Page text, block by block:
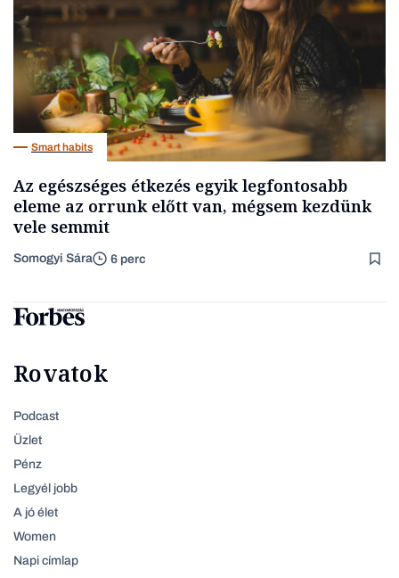
Smart habits
Az egészséges étkezés egyik legfontosabb
eleme az orrunk előtt van, mégsem kezdünk
vele semmit
Somogyi Sára 6 perc
Rovatok
Podcast
Üzlet
Pénz
Legyél jobb
A jó élet
Women
Napi címlap